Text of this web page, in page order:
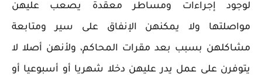
لوجود إجراءات ومساطر معقدة يصعب عليهن
مواصلتها ولا يمكنهن الإنفاق على سير ومتابعة
مشاكلهن بسبب بعد مقرات المحاكم، ولأنهن أصلا لا
يتوفرن على عمل يدر عليهن دخلا شهريا أو أسبوعيا أو